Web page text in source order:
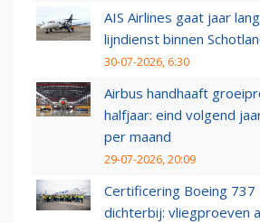
AIS Airlines gaat jaar
lijndienst binnen
30-07-2026, 6:30
Airbus handhaaft
halfjaar: eind volgend
per maand
29-07-2026, 20:09
Certificering Boeing 737
dichterbij: vliegproeven